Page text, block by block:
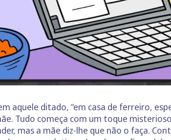
aquele ditado, “em casa de ferreiro,
Tudo começa com um toque
mas a mãe diz-lhe que não o faça.